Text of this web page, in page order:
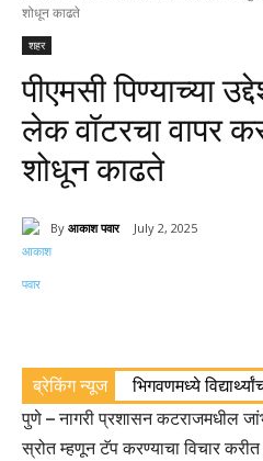
शोधून काढते
शहर
पीएमसी पिण्याच्या
लेक वॉटरचा वापर
शोधून काढते
By आकाश पवार July 2, 2025
ब्रेकिंग न्यूज भिगवणमध्ये
पुणे – नागरी प्रशासन कटराजमधील
स्रोत म्हणून टॅप करण्याचा विचार